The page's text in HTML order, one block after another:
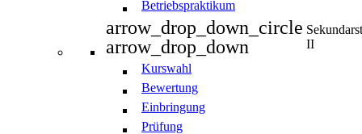
Betriebspraktikum
arrow_drop_down_circle
arrow_drop_down
II
Kurswahl
Bewertung
Einbringung
Prüfung